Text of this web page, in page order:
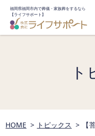
福岡県福岡市内で葬儀・家族葬をするなら
【ライフサポート】
ト
HOME トピックス
【